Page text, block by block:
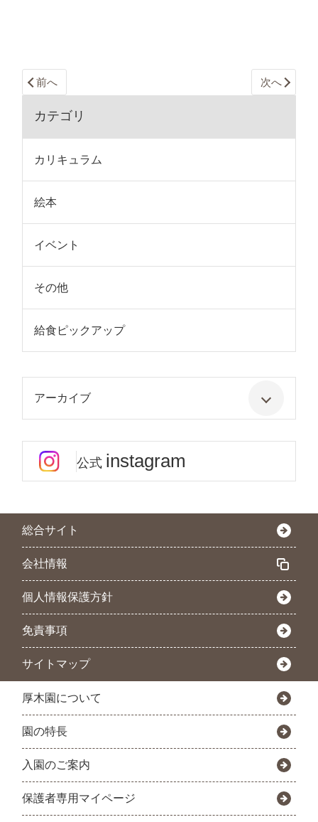
前へ 次へ
カテゴリ
カリキュラム
絵本
イベント
その他
給食ピックアップ
アーカイブ
公式 instagram
総合サイト
会社情報
個人情報保護方針
免責事項
サイトマップ
厚木園について
園の特長
入園のご案内
保護者専用マイページ